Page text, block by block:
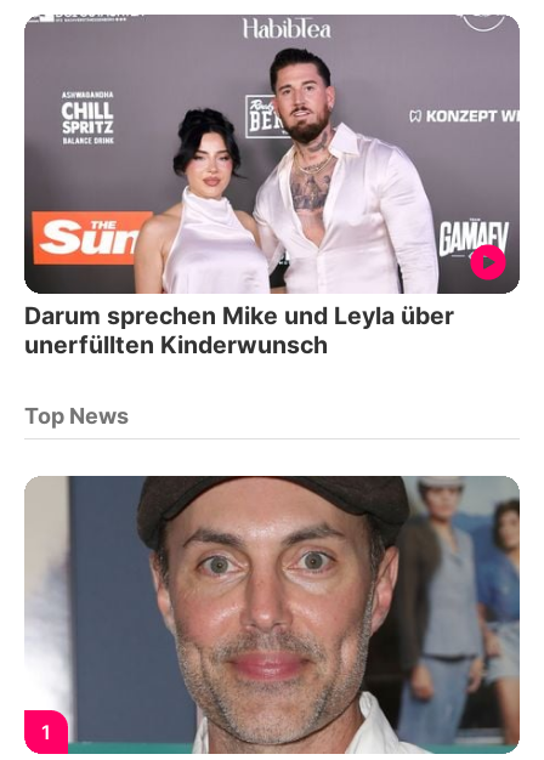
Darum sprechen Mike und Leyla über
unerfüllten Kinderwunsch
Top News
1